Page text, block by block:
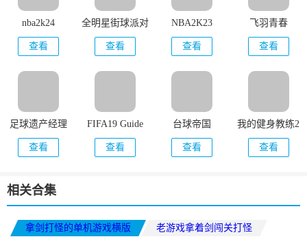
nba2k24
查看
全明星街球派对
查看
NBA2K23
查看
飞羽青春
查看
足球遗产经理
22(FLM22)
查看
FIFA19 Guide
查看
台球帝国
查看
我的健身教练2
查看
相关合集
拿剑打怪的单机游戏横版
老游戏拿着剑闯关打怪